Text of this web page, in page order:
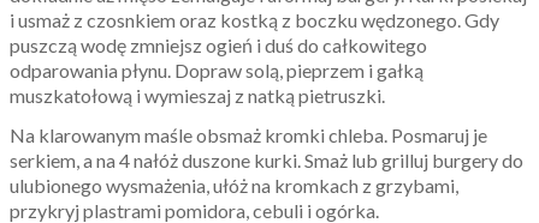
i usmaż z czosnkiem oraz kostką z boczku wędzonego. Gdy
puszczą wodę zmniejsz ogień i duś do całkowitego
odparowania płynu. Dopraw solą, pieprzem i gałką
muszkatołową i wymieszaj z natką pietruszki.
Na klarowanym maśle obsmaż kromki chleba. Posmaruj je
serkiem, a na 4 nałóż duszone kurki. Smaż lub grilluj burgery do
ulubionego wysmażenia, ułóż na kromkach z grzybami,
przykryj plastrami pomidora, cebuli i ogórka.